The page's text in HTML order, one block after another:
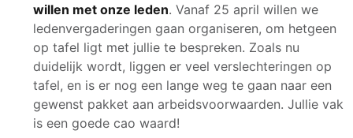
willen met onze leden. Vanaf 25 april willen we
ledenvergaderingen gaan organiseren, om hetgeen
op tafel ligt met jullie te bespreken. Zoals nu
duidelijk wordt, liggen er veel verslechteringen op
tafel, en is er nog een lange weg te gaan naar een
gewenst pakket aan arbeidsvoorwaarden. Jullie vak
is een goede cao waard!